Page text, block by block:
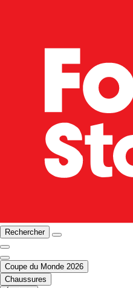
Rechercher
Coupe du Monde 2026
Chaussures